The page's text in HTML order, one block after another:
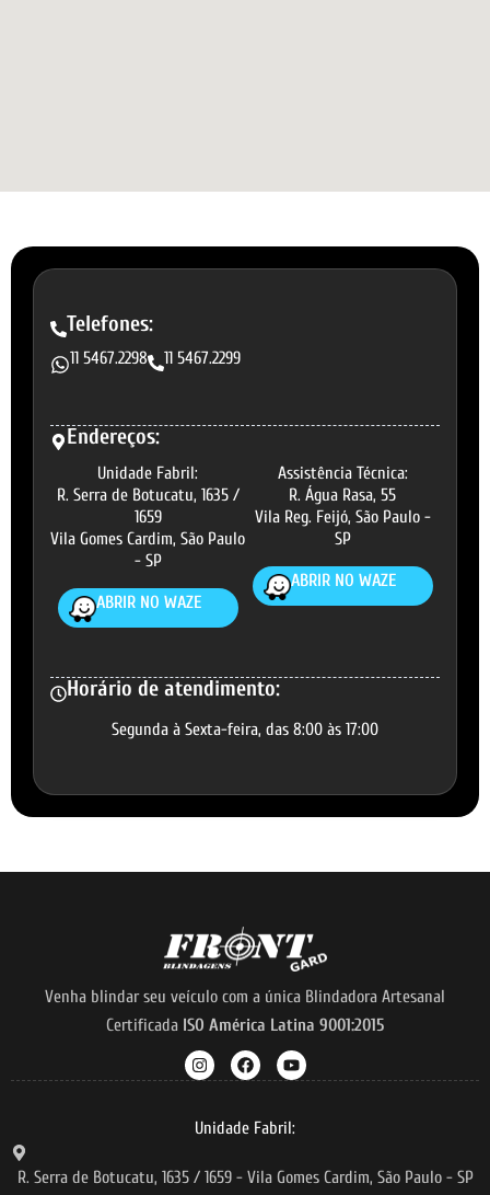
Telefones:
11 5467.2298 11 5467.2299
Endereços:
Unidade Fabril:
R. Serra de Botucatu, 1635 /
1659
Vila Gomes Cardim, São Paulo
- SP
ABRIR NO WAZE
Assistência Técnica:
R. Água Rasa, 55
Vila Reg. Feijó, São Paulo -
SP
ABRIR NO WAZE
Horário de atendimento:
Segunda à Sexta-feira, das 8:00 às 17:00
Venha blindar seu veículo com a única Blindadora Artesanal
Certificada ISO América Latina 9001:2015
Unidade Fabril:
R. Serra de Botucatu, 1635 / 1659 - Vila Gomes Cardim, São Paulo - SP